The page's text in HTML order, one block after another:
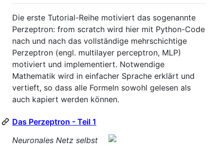
Die erste Tutorial-Reihe motiviert das sogenannte
Perzeptron: from scratch wird hier mit Python-Code
nach und nach das vollständige mehrschichtige
Perzeptron (engl. multilayer perceptron, MLP)
motiviert und implementiert. Notwendige
Mathematik wird in einfacher Sprache erklärt und
vertieft, so dass alle Formeln sowohl gelesen als
auch kapiert werden können.
Das Perzeptron - Teil 1
Neuronales Netz selbst